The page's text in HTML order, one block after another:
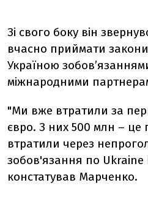
Зі свого боку він
вчасно приймати
Україною
міжнародними
"Ми вже втратили за
євро. З них 500 млн – це
втратили через
зобов'язання по Ukraine
констатував Марченко.